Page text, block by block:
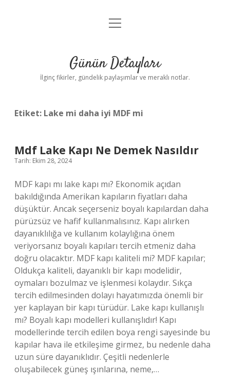
Gizlilik Politikası
Yasal Uyarı
menüyü
Günün Detayları
İlginç fikirler, gündelik paylaşımlar ve meraklı notlar.
Etiket: Lake mi daha iyi MDF mi
Mdf Lake Kapı Ne Demek Nasıldır
Tarih: Ekim 28, 2024
MDF kapı mı lake kapı mı? Ekonomik açıdan
bakıldığında Amerikan kapıların fiyatları daha
düşüktür. Ancak seçerseniz boyalı kapılardan daha
pürüzsüz ve hafif kullanmalısınız. Kapı alırken
dayanıklılığa ve kullanım kolaylığına önem
veriyorsanız boyalı kapıları tercih etmeniz daha
doğru olacaktır. MDF kapı kaliteli mi? MDF kapılar;
Oldukça kaliteli, dayanıklı bir kapı modelidir,
oymaları bozulmaz ve işlenmesi kolaydır. Sıkça
tercih edilmesinden dolayı hayatımızda önemli bir
yer kaplayan bir kapı türüdür. Lake kapı kullanışlı
mı? Boyalı kapı modelleri kullanışlıdır! Kapı
modellerinde tercih edilen boya rengi sayesinde bu
kapılar hava ile etkileşime girmez, bu nedenle daha
uzun süre dayanıklıdır. Çeşitli nedenlerle
oluşabilecek güneş ışınlarına, neme,…